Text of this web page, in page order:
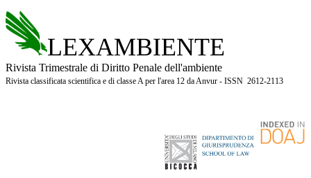
LEXAMBIENTE
Rivista Trimestrale di Diritto Penale dell'ambiente
Rivista classificata scientifica e di classe A per l'area 12 da Anvur - ISSN 2612-2113